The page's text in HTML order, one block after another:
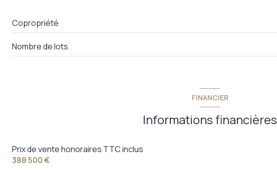
Copropriété
Nombre de lots
FINANCIER
Informations financières
Prix de vente honoraires TTC inclus
388 500 €